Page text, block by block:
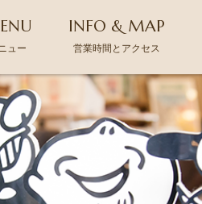
ュー
INFO & MAP
営業時間とアクセス